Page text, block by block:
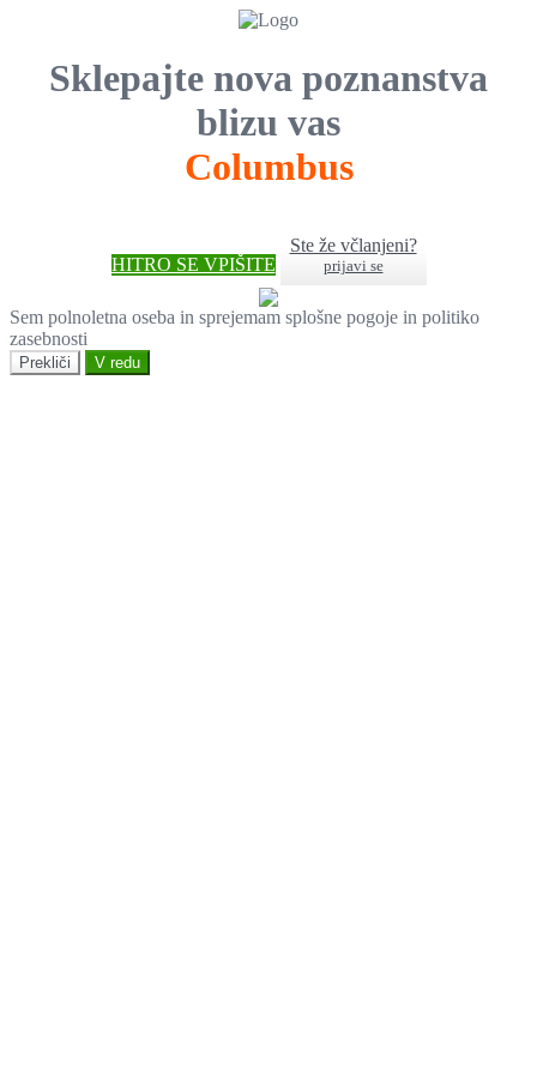
Sklepajte nova poznanstva
blizu vas
Columbus
HITRO SE VPIŠITE
Ste že včlanjeni?
prijavi se
Sem polnoletna oseba in sprejemam splošne pogoje in politiko
zasebnosti
Prekliči V redu